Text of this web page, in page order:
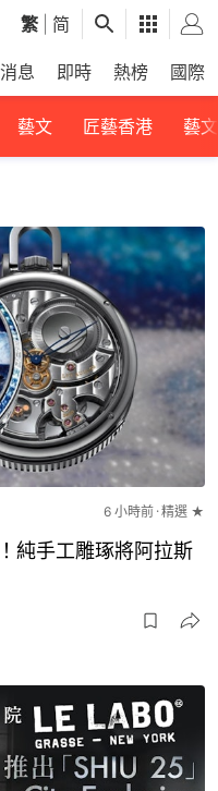
繁 简
息 即時 熱榜 國際
藝文 匠藝香港 藝
6 小時前 精選 ★
純手工雕琢將阿拉斯